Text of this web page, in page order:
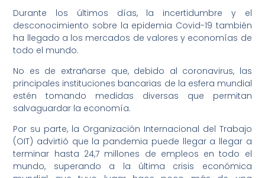
Durante los últimos días, la incertidumbre y el
desconocimiento sobre la epidemia Covid-19 también
ha llegado a los mercados de valores y economías de
todo el mundo.
No es de extrañarse que, debido al coronavirus, las
principales instituciones bancarias de la esfera mundial
estén tomando medidas diversas que permitan
salvaguardar la economía.
Por su parte, la Organización Internacional del Trabajo
(OIT) advirtió que la pandemia puede llegar a llegar a
terminar hasta 24,7 millones de empleos en todo el
mundo, superando a la última crisis económica